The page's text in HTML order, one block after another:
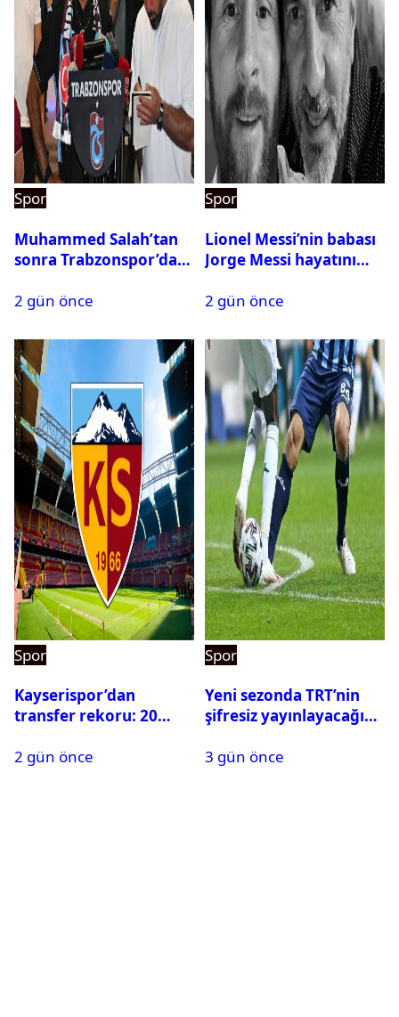
Spor
Muhammed Salah’tan
sonra Trabzonspor’dan
2 gün önce
Spor
Lionel Messi’nin babası
Jorge Messi hayatını
2 gün önce
Spor
Kayserispor’dan
transfer rekoru: 20
2 gün önce
Spor
Yeni sezonda TRT’nin
şifresiz yayınlayacağı
3 gün önce